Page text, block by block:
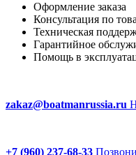
Оформление заказа
Консультация по
Техническая
Гарантийное
Помощь в
zakaz@boatmanrussia.ru
+7 (960) 237-68-33